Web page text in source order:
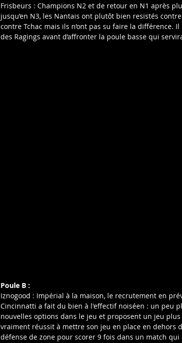
Frisbeurs : Champions N2 et de retour en N1 après
jusqu’en N3, les Nantais ont plutôt bien resistés
contre Tchac mais ils n’ont pas su faire la différence.
des Ragings avant d’affronter la poule basse qui
Poule B :
Iznogood : Impérial à la maison, le recrutement en
Cincinnatti a fait du bien à l'effectif noiséen : un peu
nouvelles options dans le jeu et proposent un jeu plus
vraiment réussit à mettre son jeu en place en dehors
défense de zone pour scorer 9 fois dans un match